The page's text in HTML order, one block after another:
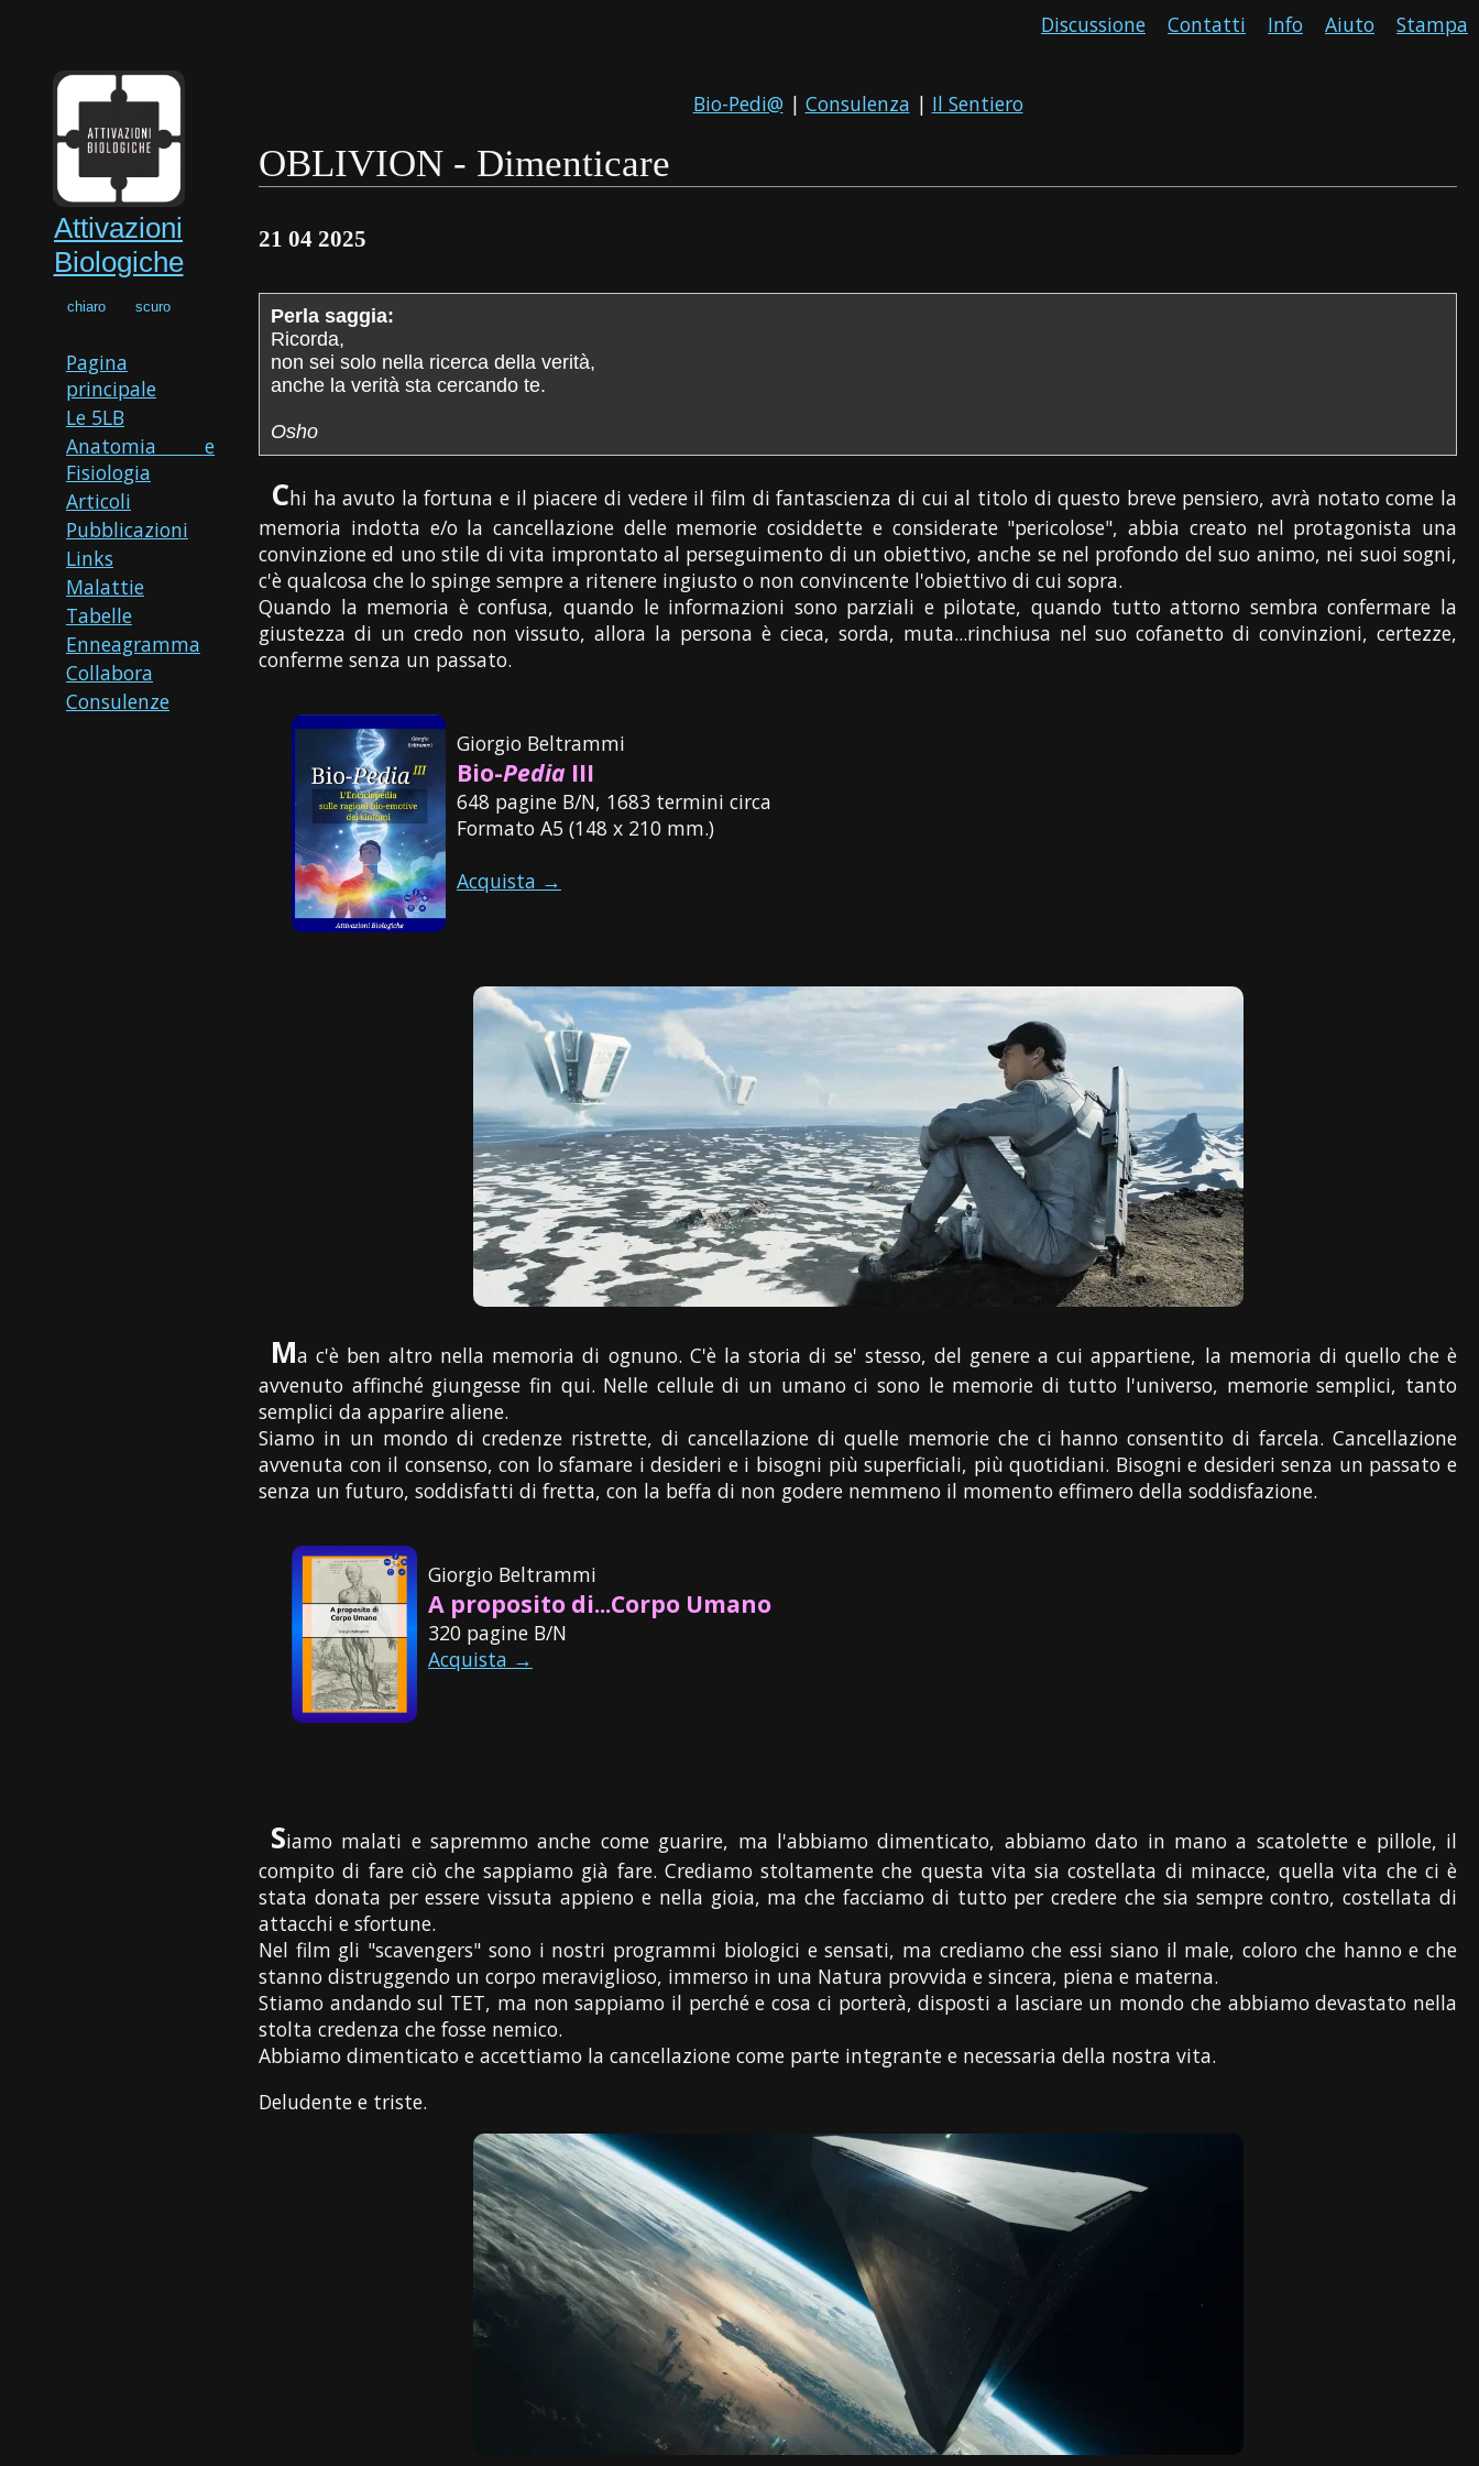
Stampa
Aiuto
Info
Contatti
Discussione
Attivazioni
Biologiche
chiaro scuro
Pagina
principale
Le 5LB
Anatomia e
Fisiologia
Articoli
Pubblicazioni
Links
Malattie
Tabelle
Enneagramma
Collabora
Consulenze
Bio-Pedi@| Consulenza | Il Sentiero
OBLIVION - Dimenticare
21 04 2025
Perla saggia:
Ricorda,
non sei solo nella ricerca della verità,
anche la verità sta cercando te.
Osho
Chi ha avuto la fortuna e il piacere di vedere il film di fantascienza di cui al titolo di questo breve pensiero, avrà notato come la
memoria indotta e/o la cancellazione delle memorie cosiddette e considerate "pericolose", abbia creato nel protagonista una
convinzione ed uno stile di vita improntato al perseguimento di un obiettivo, anche se nel profondo del suo animo, nei suoi sogni,
c'è qualcosa che lo spinge sempre a ritenere ingiusto o non convincente l'obiettivo di cui sopra.
Quando la memoria è confusa, quando le informazioni sono parziali e pilotate, quando tutto attorno sembra confermare la
giustezza di un credo non vissuto, allora la persona è cieca, sorda, muta...rinchiusa nel suo cofanetto di convinzioni, certezze,
conferme senza un passato.
Giorgio Beltrammi
Bio-Pedia III
648 pagine B/N, 1683 termini circa
Formato A5 (148 x 210 mm.)
Acquista →
Ma c'è ben altro nella memoria di ognuno. C'è la storia di se' stesso, del genere a cui appartiene, la memoria di quello che è
avvenuto affinché giungesse fin qui. Nelle cellule di un umano ci sono le memorie di tutto l'universo, memorie semplici, tanto
semplici da apparire aliene.
Siamo in un mondo di credenze ristrette, di cancellazione di quelle memorie che ci hanno consentito di farcela. Cancellazione
avvenuta con il consenso, con lo sfamare i desideri e i bisogni più superficiali, più quotidiani. Bisogni e desideri senza un passato e
senza un futuro, soddisfatti di fretta, con la beffa di non godere nemmeno il momento effimero della soddisfazione.
Giorgio Beltrammi
A proposito di...Corpo Umano
320 pagine B/N
Acquista →
Siamo malati e sapremmo anche come guarire, ma l'abbiamo dimenticato, abbiamo dato in mano a scatolette e pillole, il
compito di fare ciò che sappiamo già fare. Crediamo stoltamente che questa vita sia costellata di minacce, quella vita che ci è
stata donata per essere vissuta appieno e nella gioia, ma che facciamo di tutto per credere che sia sempre contro, costellata di
attacchi e sfortune.
Nel film gli "scavengers" sono i nostri programmi biologici e sensati, ma crediamo che essi siano il male, coloro che hanno e che
stanno distruggendo un corpo meraviglioso, immerso in una Natura provvida e sincera, piena e materna.
Stiamo andando sul TET, ma non sappiamo il perché e cosa ci porterà, disposti a lasciare un mondo che abbiamo devastato nella
stolta credenza che fosse nemico.
Abbiamo dimenticato e accettiamo la cancellazione come parte integrante e necessaria della nostra vita.
Deludente e triste.